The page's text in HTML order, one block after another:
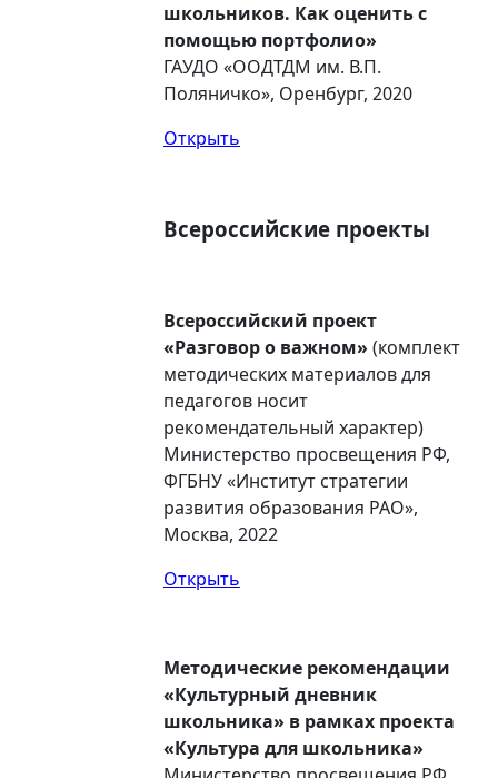
школьников. Как оценить с
помощью портфолио»
ГАУДО «ООДТДМ им. В.П.
Поляничко», Оренбург, 2020
Открыть
Всероссийские проекты
Всероссийский проект
«Разговор о важном» (комплект
методических материалов для
педагогов носит
рекомендательный характер)
Министерство просвещения РФ,
ФГБНУ «Институт стратегии
развития образования РАО»,
Москва, 2022
Открыть
Методические рекомендации
«Культурный дневник
школьника» в рамках проекта
«Культура для школьника»